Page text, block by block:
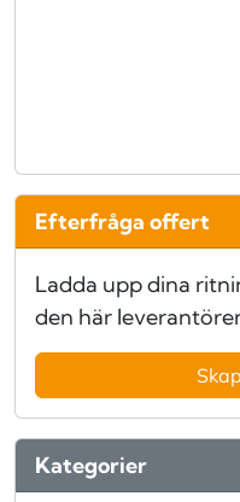
Efterfråga offert
Ladda upp dina
den här
Kategorier